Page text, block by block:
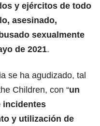
y ejércitos de todo
asesinado,
sexualmente
de 2021.
se ha agudizado, tal
Children, con “un
incidentes
y utilización de